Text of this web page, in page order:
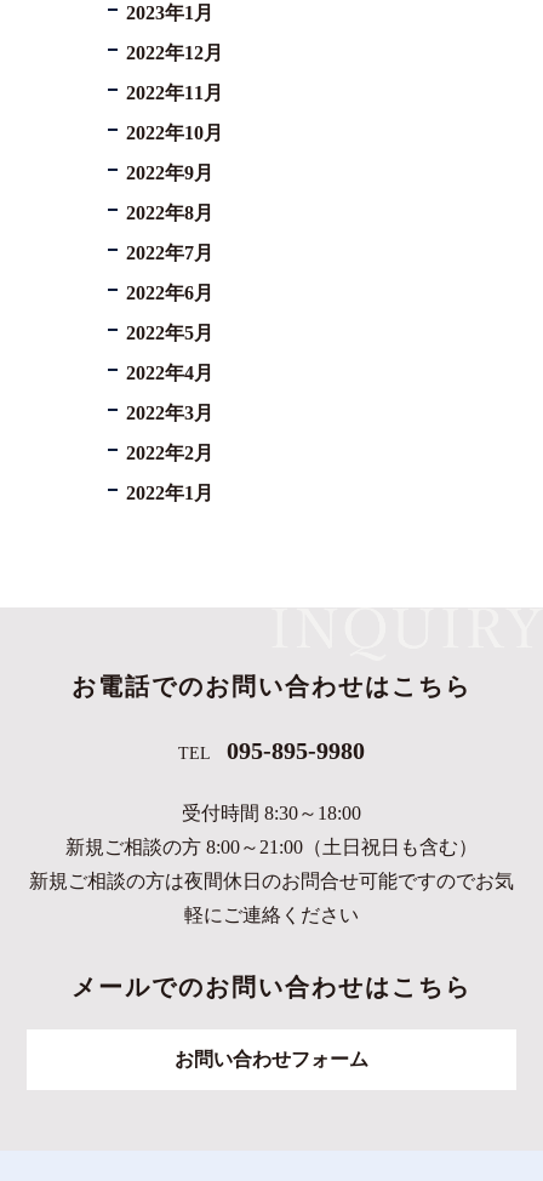
2023年1月
2022年12月
2022年11月
2022年10月
2022年9月
2022年8月
2022年7月
2022年6月
2022年5月
2022年4月
2022年3月
2022年2月
2022年1月
お電話でのお問い合わせはこちら
TEL 095-895-9980
受付時間 8:30～18:00
新規ご相談の方 8:00～21:00（土日祝日も含む）
新規ご相談の方は夜間休日のお問合せ可能ですのでお気
軽にご連絡ください
メールでのお問い合わせはこちら
お問い合わせフォーム